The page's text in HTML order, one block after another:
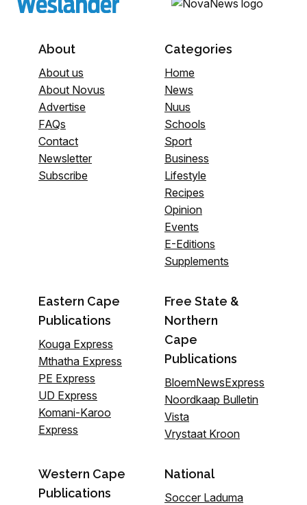
About
About us
About Novus
Advertise
FAQs
Contact
Newsletter
Subscribe
Categories
Home
News
Nuus
Schools
Sport
Business
Lifestyle
Recipes
Opinion
Events
E-Editions
Supplements
Eastern Cape
Publications
Kouga Express
Mthatha Express
PE Express
UD Express
Komani-Karoo
Express
Free State &
Northern
Cape
Publications
BloemNewsExpress
Noordkaap Bulletin
Vista
Vrystaat Kroon
Western Cape
Publications
National
Soccer Laduma